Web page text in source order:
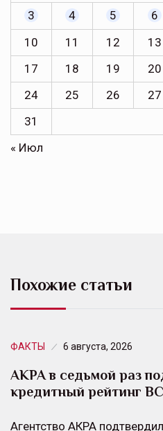
3
4 5 6
10
11 12 13
17
18 19 20
24
25 26 27
31
« Июл
Похожие статьи
ФАКТЫ 6 августа, 2026
АКРА в седьмой раз
кредитный рейтинг
Агентство АКРА